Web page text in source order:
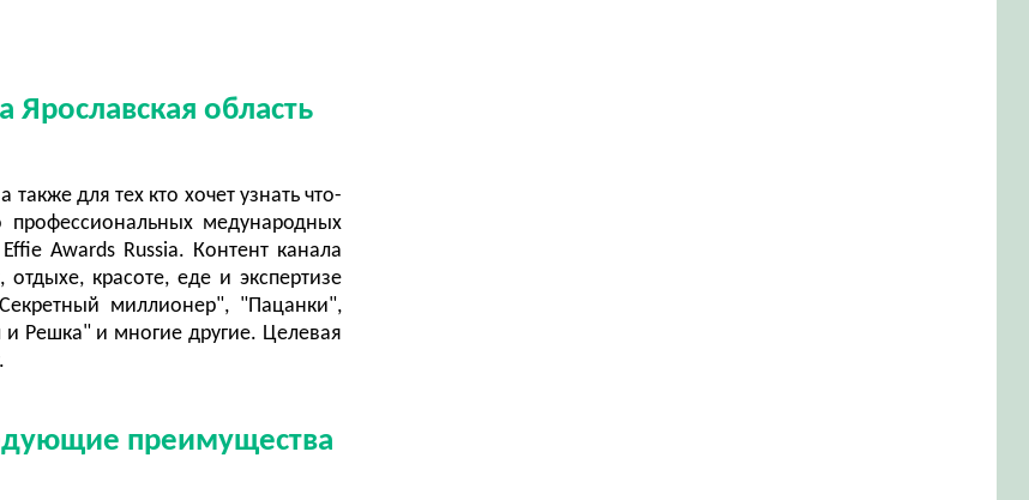
Ярославская область
для тех кто хочет узнать что-
медународных
Awards Russia. Контент канала
красоте, еде и экспертизе
миллионер", "Пацанки",
Решка" и многие другие. Целевая
преимущества